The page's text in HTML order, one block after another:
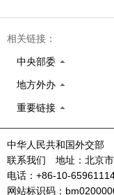
相关链接：
中央部委
地方外办
重要链接
中华人民共和国外交部
联系我们 地址：北京
电话：+86-10-
网站标识码：